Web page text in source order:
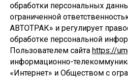
обработки персональных
ограниченной
АВТОТРАК» и регулирует
обработке персональной
Пользователем сайта https://
информационно-
«Интернет» и Обществом с